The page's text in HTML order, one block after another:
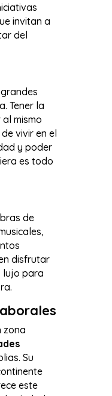
invitan a
del
Tener la
mismo
vivir en el
y poder
es todo
de
disfrutar
lujo para
zona
Su
este